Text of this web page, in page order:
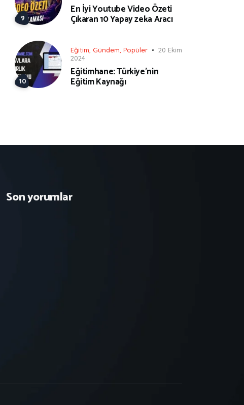
En İyi Youtube Video Özeti
Çıkaran 10 Yapay zeka Aracı
Eğitim Gündem Popüler
20 Ekim
2024
Eğitimhane: Türkiye’nin
Eğitim Kaynağı
Son yorumlar